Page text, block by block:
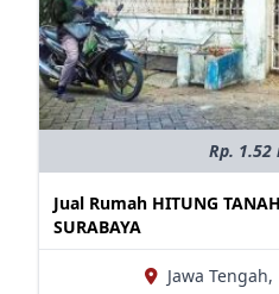
Rp.
Jual Rumah HITUNG
SURABAYA
Jawa Tengah,